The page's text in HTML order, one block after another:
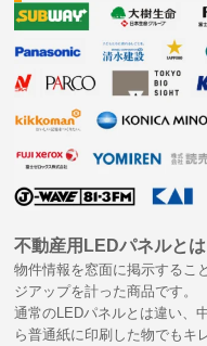
不動産用LEDパネルとは
物件情報を窓面に掲示するこ
ジアップを計った商品です。
通常のLEDパネルとは違い、
ら普通紙に印刷した物でもキ